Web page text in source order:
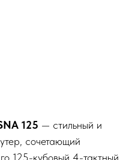
125 — стильный и
сочетающий
125-кубовый 4-тактный